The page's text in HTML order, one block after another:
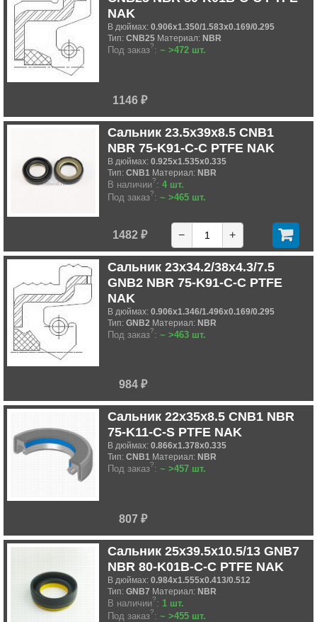
NAK
В дюймах: 0.906x1.350/1.583x0.169/0.295
Тип: CNB25 Материал: NBR
Под заказ?: ~ >472 шт.
1146 ₽
Сальник 23.5x39x8.5 CNB1
NBR 75-K91-C-C PTFE NAK
В дюймах: 0.925x1.535x0.335
Тип: CNB1 Материал: NBR
В наличии?: 4 шт.
Под заказ?: ~ >465 шт.
1482 ₽ − +
Сальник 23x34.2/38x4.3/7.5
GNB2 NBR 75-K91-C-C PTFE
NAK
В дюймах: 0.906x1.346/1.496x0.169/0.295
Тип: GNB2 Материал: NBR
Под заказ?: ~ >463 шт.
984 ₽
Сальник 22x35x8.5 CNB1 NBR
75-K11-C-S PTFE NAK
В дюймах: 0.866x1.378x0.335
Тип: CNB1 Материал: NBR
Под заказ?: ~ >457 шт.
807 ₽
Сальник 25x39.5x10.5/13 GNB7
NBR 80-K01B-C-C PTFE NAK
В дюймах: 0.984x1.555x0.413/0.512
Тип: GNB7 Материал: NBR
В наличии?: 1 шт.
Под заказ?: ~ >455 шт.